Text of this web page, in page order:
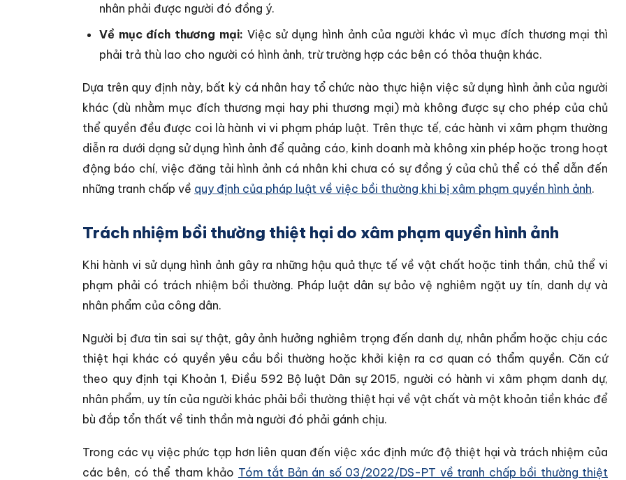
nhân phải được người đó đồng ý.
Về mục đích thương mại: Việc sử dụng hình ảnh của người khác vì mục đích thương mại thì
phải trả thù lao cho người có hình ảnh, trừ trường hợp các bên có thỏa thuận khác.
Dựa trên quy định này, bất kỳ cá nhân hay tổ chức nào thực hiện việc sử dụng hình ảnh của người
khác (dù nhằm mục đích thương mại hay phi thương mại) mà không được sự cho phép của chủ
thể quyền đều được coi là hành vi vi phạm pháp luật. Trên thực tế, các hành vi xâm phạm thường
diễn ra dưới dạng sử dụng hình ảnh để quảng cáo, kinh doanh mà không xin phép hoặc trong hoạt
động báo chí, việc đăng tải hình ảnh cá nhân khi chưa có sự đồng ý của chủ thể có thể dẫn đến
những tranh chấp về quy định của pháp luật về việc bồi thường khi bị xâm phạm quyền hình ảnh.
Trách nhiệm bồi thường thiệt hại do xâm phạm quyền hình ảnh
Khi hành vi sử dụng hình ảnh gây ra những hậu quả thực tế về vật chất hoặc tinh thần, chủ thể vi
phạm phải có trách nhiệm bồi thường. Pháp luật dân sự bảo vệ nghiêm ngặt uy tín, danh dự và
nhân phẩm của công dân.
Người bị đưa tin sai sự thật, gây ảnh hưởng nghiêm trọng đến danh dự, nhân phẩm hoặc chịu các
thiệt hại khác có quyền yêu cầu bồi thường hoặc khởi kiện ra cơ quan có thẩm quyền. Căn cứ
theo quy định tại Khoản 1, Điều 592 Bộ luật Dân sự 2015, người có hành vi xâm phạm danh dự,
nhân phẩm, uy tín của người khác phải bồi thường thiệt hại về vật chất và một khoản tiền khác để
bù đắp tổn thất về tinh thần mà người đó phải gánh chịu.
Trong các vụ việc phức tạp hơn liên quan đến việc xác định mức độ thiệt hại và trách nhiệm của
các bên, có thể tham khảo Tóm tắt Bản án số 03/2022/DS-PT về tranh chấp bồi thường thiệt